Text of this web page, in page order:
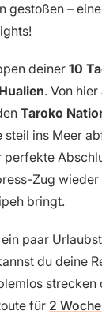
gestoßen –
deiner10
Hualien. Von
Taroko
steil ins Meer
Zug
bringt.
paar
du deine
strecken
für 2